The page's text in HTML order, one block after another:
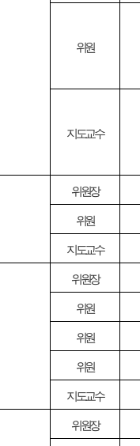
위원
지도교수
위원장
위원
지도교수
위원장
위원
위원
위원
지도교수
위원장